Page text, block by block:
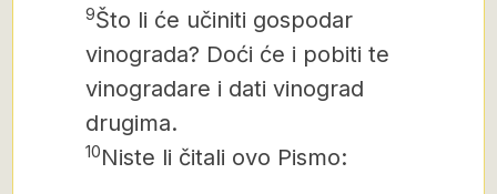
9Što li će učiniti gospodar
vinograda? Doći će i pobiti te
vinogradare i dati vinograd
drugima.
10Niste li čitali ovo Pismo: